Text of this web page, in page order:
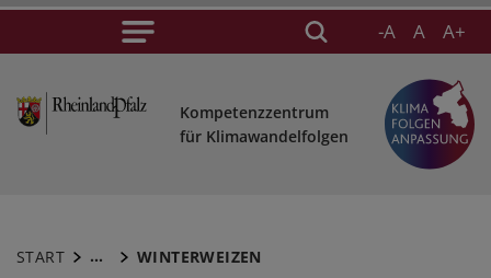
-A A A+
Kompetenzzentrum
für Klimawandelfolgen
START ... WINTERWEIZEN